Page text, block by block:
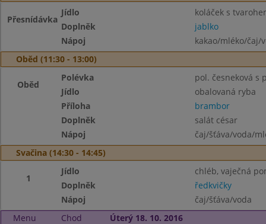
Přesnídávka
Jídlo
koláček s
Doplněk
jablko
Nápoj
kakao/mléko/čaj/
Oběd (11:30 - 13:00)
Oběd
Polévka
pol. česneková s
Jídlo
obalovaná ryba
Příloha
brambor
Doplněk
salát césar
Nápoj
čaj/šťáva/voda/
Svačina (14:30 - 14:45)
1
Jídlo
chléb, vaječná
Doplněk
ředkvičky
Nápoj
čaj/šťáva/voda
Menu
Chod
Úterý 18. 10. 2016